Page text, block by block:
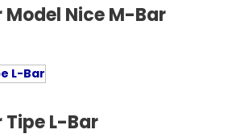
Model Nice M-Bar
Tipe L-Bar